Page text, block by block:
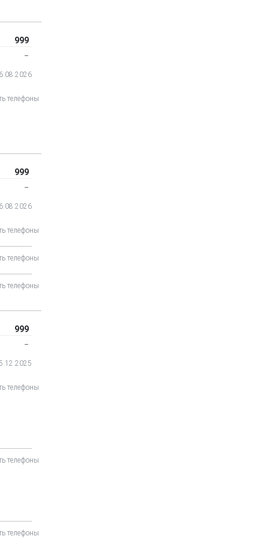
999
‒
телефоны
999
‒
телефоны
телефоны
телефоны
999
‒
телефоны
телефоны
телефоны